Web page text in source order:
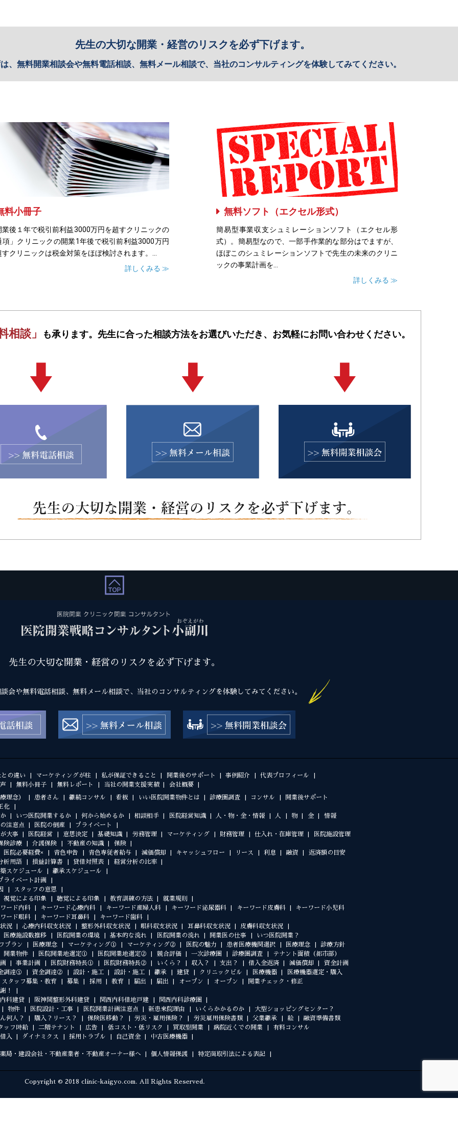
先生の大切な開業・経営のリスクを必ず下げます。
、無料開業相談会や無料電話相談、無料メール相談で、当社のコンサルティングを体験してみてください。
料小冊子
業後１年で税引前利益3000万円を超すクリニックの
項」クリニックの開業1年後で税引前利益3000万円
すクリニックは税金対策をほぼ検討されます。...
詳しくみる ≫
無料ソフト（エクセル形式）
簡易型事業収支シュミレーションソフト（エクセル形
式）。簡易型なので、一部手作業的な部分はでますが、
ほぼこのシュミレーションソフトで先生の未来のクリニ
ックの事業計画を...
詳しくみる ≫
相談」 も承ります。 先生に合った相談方法をお選びいただき、 お気軽にお問い合わせください。
先生の大切な開業・経営のリスクを必ず下げます。
会や無料電話相談、無料メール相談で、当社のコンサルティングを体験してみてください。
の違い マーケティングが柱 私が保証できること 開業後のサポート 事例紹介
代表プロフィール
無料小冊子 無料レポート 当社の開業支援実績 会社概要
理念） 患者さん 継続コンサル 看板 いい医院開業物件とは 診療圏調査 コンサル
開業後サポート
化
いつ医院開業するか 何から始めるか 相談相手 医院経営知識 人・物・金・情報 人 物 金
情報
注意点
医院の倒産
プライベート
大事
医院経営 意思決定 基礎知識 労務管理 マーケティング 財務管理 仕入れ・在庫管理
医院施設管理
険診療
介護保険 不動産の知識
保険
医院必要経費×
青色申告 青色専従者給与 減価償却 キャッシュフロー リース 利息 融資
返済額の目安
析用語
損益計算書 貸借対照表
経営分析の比率
スケジュール
継承スケジュール
ライベート計画
スタッフの意思
視覚による印象
聴覚による印象 教育訓練の方法
就業規則
ード内科
キーワード心療内科 キーワード産婦人科 キーワード泌尿器科 キーワード皮膚科
キーワード小児科
ード眼科
キーワード耳鼻科
キーワード歯科
況
心療内科収支状況 整形外科収支状況 眼科収支状況 耳鼻科収支状況
皮膚科収支状況
医療施設数推移
医院開業の環境 基本的な流れ 医院開業の流れ 開業医の仕事
いつ医院開業？
プラン
医療理念 マーケティング① マーケティング② 医院の魅力 患者医療機関選択 医療理念
診療方針
開業物件
医院開業地選定① 医院開業地選定② 競合評価 一次診療圏 診療圏調査
テナント面積（都市部）
事業計画 医院財務特長① 医院財務特長② いくら？ 収入？ 支出？ 借入金返済 減価償却
資金計画
調達①
資金調達② 設計・施工 設計・施工 継承 建貸 クリニックビル 医療機器
医療機器選定・購入
スタッフ募集・教育
募集 採用 教育 届出 届出 オープン オープン
開業チェック・修正
！
科建貸
阪神間整形外科建貸 関西内科借地戸建
関西内科診療圏
物件
医院設計・工事 医院開業計画注意点 新患来院理由 いくらかかるのか
大型ショッピングセンター？
何人？
購入？リース？ 保険医移動？ 労災・雇用保険？ 労災雇用保険書類 父業継承 絵
融資準備書類
ッフ時給
二階テナント 広告 低コスト・低リスク 買取型開業 病院近くでの開業
有料コンサル
入
ダイナミクス 採用トラブル 自己資金 中古医療機器
局・建設会社・不動産業者・不動産オーナー様へ 個人情報保護 特定商取引法による表記
Copyright © 2018 clinic-kaigyo.com. All Rights Reserved.